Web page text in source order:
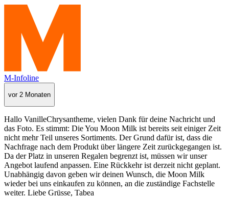
M-Infoline
vor 2 Monaten
Hallo VanilleChrysantheme, vielen Dank für deine Nachricht und
das Foto. Es stimmt: Die You Moon Milk ist bereits seit einiger Zeit
nicht mehr Teil unseres Sortiments. Der Grund dafür ist, dass die
Nachfrage nach dem Produkt über längere Zeit zurückgegangen ist.
Da der Platz in unseren Regalen begrenzt ist, müssen wir unser
Angebot laufend anpassen. Eine Rückkehr ist derzeit nicht geplant.
Unabhängig davon geben wir deinen Wunsch, die Moon Milk
wieder bei uns einkaufen zu können, an die zuständige Fachstelle
weiter. Liebe Grüsse, Tabea